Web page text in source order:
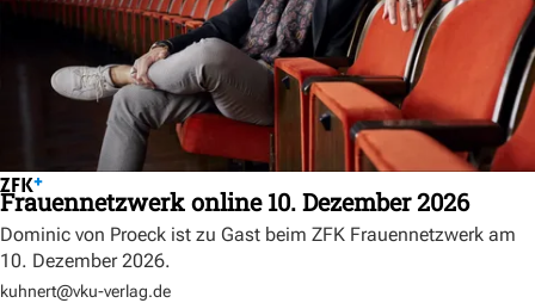
Frauennetzwerk online 10. Dezember 2026
Dominic von Proeck ist zu Gast beim ZFK Frauennetzwerk am
10. Dezember 2026.
kuhnert@vku-verlag.de